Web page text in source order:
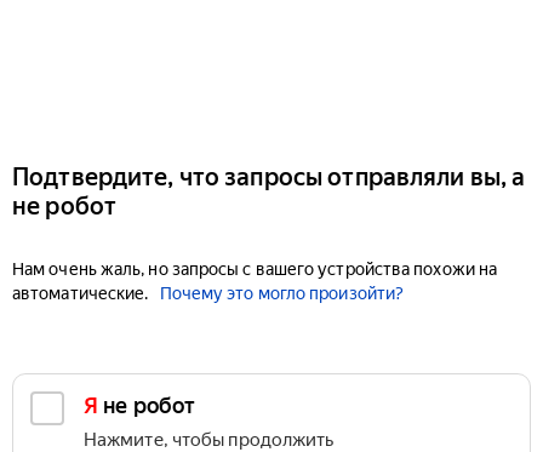
Подтвердите, что запросы отправляли вы, а
не робот
Нам очень жаль, но запросы с вашего устройства похожи на
автоматические.
Почему это могло произойти?
Я не робот
Нажмите, чтобы продолжить